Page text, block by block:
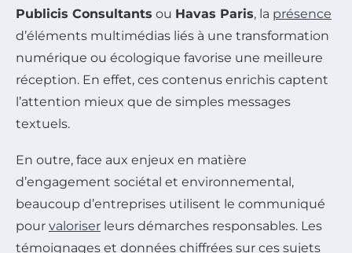
Publicis Consultants ou Havas Paris, la présence
d’éléments multimédias liés à une transformation
numérique ou écologique favorise une meilleure
réception. En effet, ces contenus enrichis captent
l’attention mieux que de simples messages
textuels.
En outre, face aux enjeux en matière
d’engagement sociétal et environnemental,
beaucoup d’entreprises utilisent le communiqué
pour valoriser leurs démarches responsables. Les
témoignages et données chiffrées sur ces sujets